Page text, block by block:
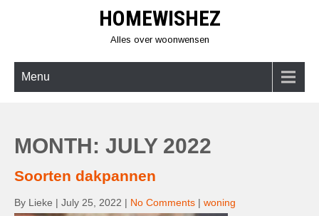
HOMEWISHEZ
Alles over woonwensen
Menu
MONTH: JULY 2022
​​Soorten dakpannen
By Lieke | July 25, 2022 | No Comments | woning